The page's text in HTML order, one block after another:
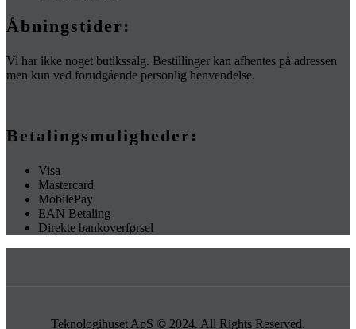
Åbningstider:
Vi har ikke noget butikssalg. Bestillinger kan afhentes på adressen
men kun ved forudgående personlig henvendelse.
Betalingsmuligheder:
Visa
Mastercard
MobilePay
EAN Betaling
Direkte bankoverførsel
Teknologihuset ApS © 2024. All Rights Reserved.